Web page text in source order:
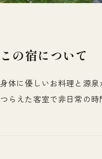
この宿について
身体に優しいお料理と源
つらえた客室で非日常の時